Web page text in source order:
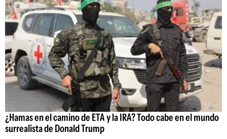
¿Hamas en el camino de ETA y la IRA? Todo cabe en el mundo
surrealista de Donald Trump